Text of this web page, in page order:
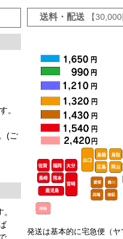
。
(ご
送料・配送 【
発送は基本的に宅急便（ヤ